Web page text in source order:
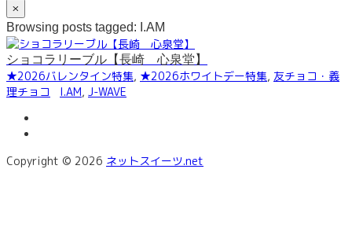
×
Browsing posts tagged: I.AM
ショコラリーブル【長崎 心泉堂】
★2026バレンタイン特集, ★2026ホワイトデー特集, 友チョコ・義
理チョコ
I.AM, J-WAVE
Copyright © 2026 ネットスイーツ.net